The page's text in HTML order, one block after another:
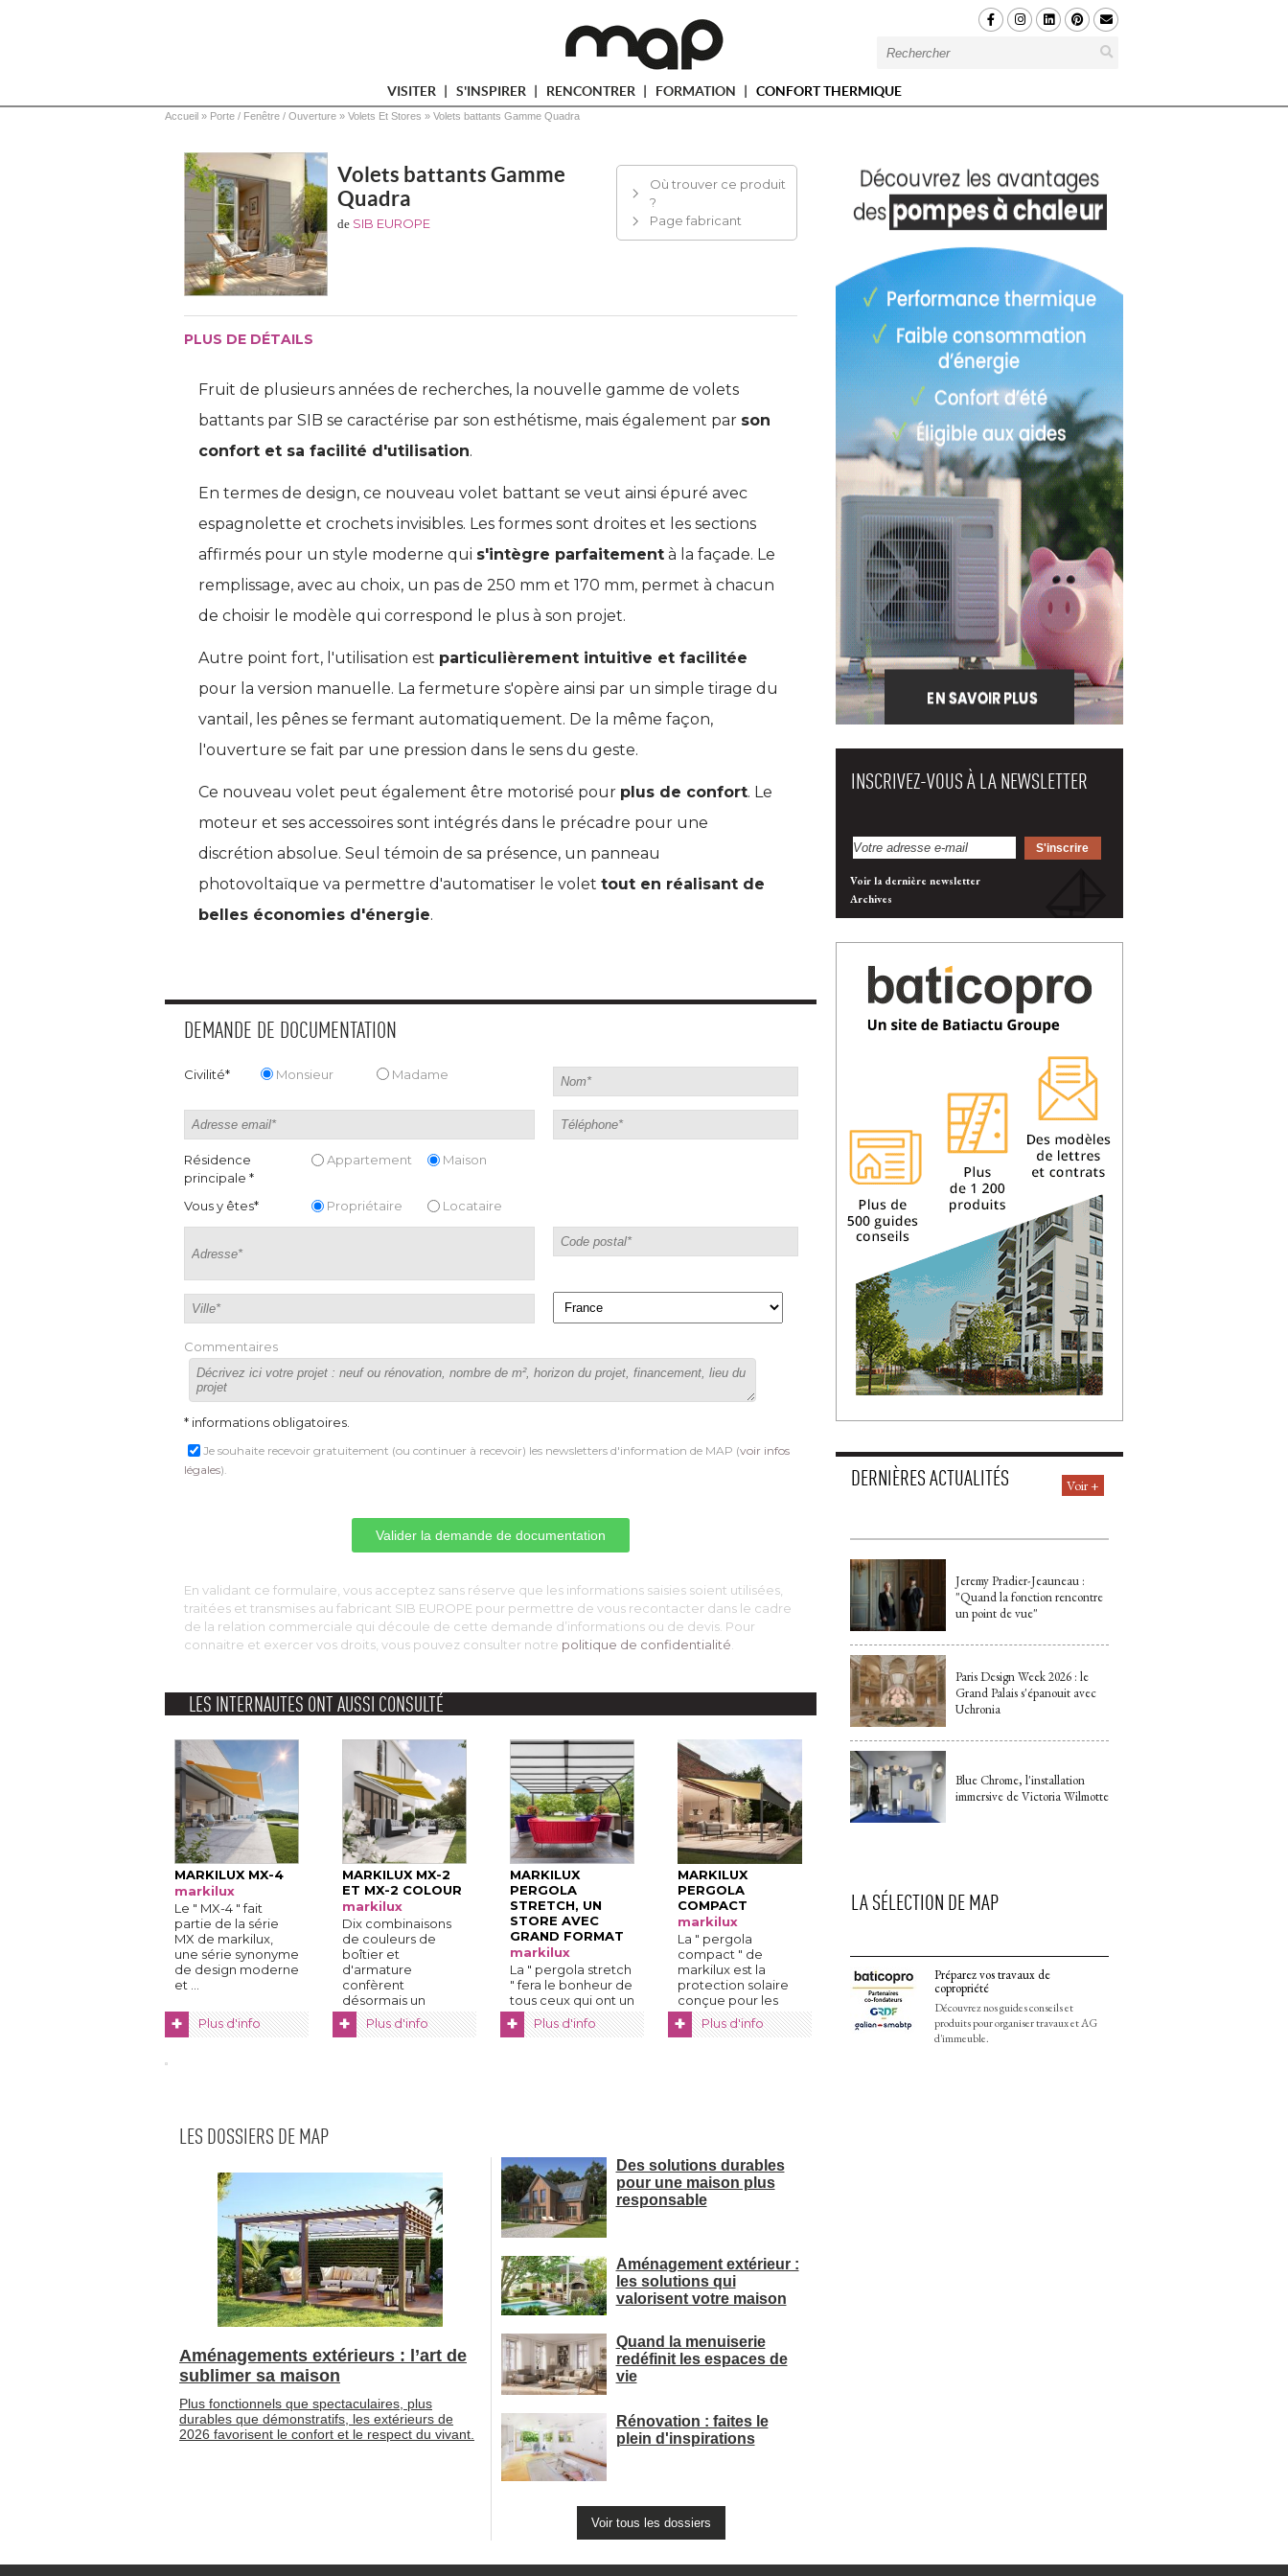
VISITER S'INSPIRER RENCONTRER FORMATION CONFORT THERMIQUE
Vous êtes ici
Accueil » Porte / Fenêtre / Ouverture » Volets Et Stores » Volets battants Gamme Quadra
Volets battants Gamme
Quadra
de SIB EUROPE
Où trouver ce produit
?
Page fabricant
PLUS DE DÉTAILS
Fruit de plusieurs années de recherches, la nouvelle gamme de volets
battants par SIB se caractérise par son esthétisme, mais également par son
confort et sa facilité d'utilisation.
En termes de design, ce nouveau volet battant se veut ainsi épuré avec
espagnolette et crochets invisibles. Les formes sont droites et les sections
affirmés pour un style moderne qui s'intègre parfaitement à la façade. Le
remplissage, avec au choix, un pas de 250 mm et 170 mm, permet à chacun
de choisir le modèle qui correspond le plus à son projet.
Autre point fort, l'utilisation est particulièrement intuitive et facilitée
pour la version manuelle. La fermeture s'opère ainsi par un simple tirage du
vantail, les pênes se fermant automatiquement. De la même façon,
l'ouverture se fait par une pression dans le sens du geste.
Ce nouveau volet peut également être motorisé pour plus de confort. Le
moteur et ses accessoires sont intégrés dans le précadre pour une
discrétion absolue. Seul témoin de sa présence, un panneau
photovoltaïque va permettre d'automatiser le volet tout en réalisant de
belles économies d'énergie.
DEMANDE DE DOCUMENTATION
Civilité* Monsieur Madame
Résidence
principale *
Appartement Maison
Vous y êtes* Propriétaire Locataire
Commentaires
* informations obligatoires.
Je souhaite recevoir gratuitement (ou continuer à recevoir) les newsletters d'information de MAP (voir infos
légales).
En validant ce formulaire, vous acceptez sans réserve que les informations saisies soient utilisées,
traitées et transmises au fabricant SIB EUROPE pour permettre de vous recontacter dans le cadre
de la relation commerciale qui découle de cette demande d’informations ou de devis. Pour
connaitre et exercer vos droits, vous pouvez consulter notre politique de confidentialité
LES INTERNAUTES ONT AUSSI CONSULTÉ
MARKILUX MX-4
markilux
Le " MX-4 " fait
partie de la série
MX de markilux,
une série synonyme
de design moderne
et ...
+ Plus d'info
MARKILUX MX-2
ET MX-2 COLOUR
markilux
Dix combinaisons
de couleurs de
boîtier et
d'armature
confèrent
désormais un
charme encore
plus ...
+ Plus d'info
MARKILUX
PERGOLA
STRETCH, UN
STORE AVEC
GRAND FORMAT
markilux
La " pergola stretch
" fera le bonheur de
tous ceux qui ont un
vaste jardin ou une
grande terrasse ...
+ Plus d'info
MARKILUX
PERGOLA
COMPACT
markilux
La " pergola
compact " de
markilux est la
protection solaire
conçue pour les
maisons qui ne sont
...
+ Plus d'info
LES DOSSIERS DE MAP
Aménagements extérieurs : l’art de
sublimer sa maison
Plus fonctionnels que spectaculaires, plus
durables que démonstratifs, les extérieurs de
2026 favorisent le confort et le respect du vivant.
Des solutions durables
pour une maison plus
responsable
Aménagement extérieur :
les solutions qui
valorisent votre maison
Quand la menuiserie
redéfinit les espaces de
vie
Rénovation : faites le
plein d'inspirations
Voir tous les dossiers
INSCRIVEZ-VOUS À LA NEWSLETTER
Voir la dernière newsletter
Archives
DERNIÈRES ACTUALITÉS Voir +
Jeremy Pradier-Jeauneau :
"Quand la fonction rencontre
un point de vue"
Paris Design Week 2026 : le
Grand Palais s'épanouit avec
Uchronia
Blue Chrome, l'installation
immersive de Victoria Wilmotte
LA SÉLECTION DE MAP
Préparez vos travaux de
copropriété
Découvrez nos guides conseils et
produits pour organiser travaux et AG
d'immeuble.